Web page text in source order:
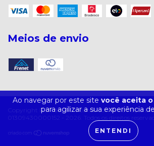
Ao navegar por este site você aceita
para agilizar a sua experiência
ENTENDI
Meios de envio
Copyright R&R de São Vicente Comércio Peças
01309430000152 - 2026. Todos os direitos